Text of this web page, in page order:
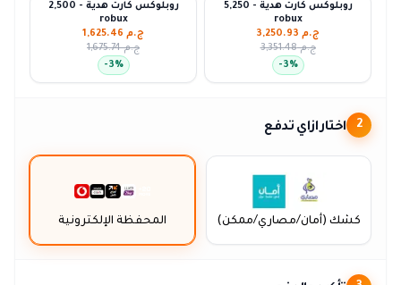
روبلوكس كارت هدية - 2,500
robux
ج.م 1,625.46
ج.م 1,675.74
-3%
روبلوكس كارت هدية - 5,250
robux
ج.م 3,250.93
ج.م 3,351.48
-3%
2 اختار ازاي تدفع
المحفظة الإلكترونية كشك (أمان/مصاري/ممكن)